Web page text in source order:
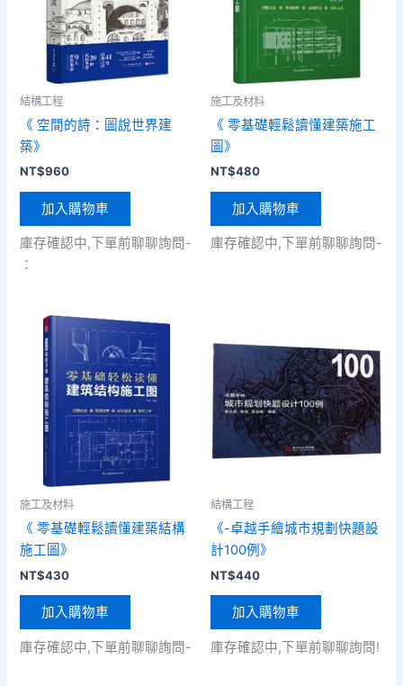
結構工程
《 空間的詩：圖說世界建
築》
NT$960
加入購物車
庫存確認中,下單前聊聊詢問-
：
施工及材料
《 零基礎輕鬆讀懂建築施工
圖》
NT$480
加入購物車
庫存確認中,下單前聊聊詢問-
施工及材料
《 零基礎輕鬆讀懂建築結構
施工圖》
NT$430
加入購物車
庫存確認中,下單前聊聊詢問-
結構工程
《-卓越手繪城市規劃快題設
計100例》
NT$440
加入購物車
庫存確認中,下單前聊聊詢問!